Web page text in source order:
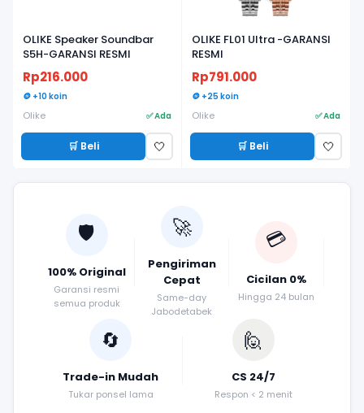
OLIKE Speaker Soundbar
S5H-GARANSI RESMI
Rp216.000
🪙 +10 koin
Olike ✅ Ada
🛒 Beli 🤍
OLIKE FL01 Ultra -GARANSI
RESMI
Rp791.000
🪙 +25 koin
Olike ✅ Ada
🛒 Beli 🤍
🛡️
100% Original
Garansi resmi
semua produk
🚀
Pengiriman
Cepat
Same-day
Jabodetabek
💳
Cicilan 0%
Hingga 24 bulan
🔄
Trade-in Mudah
Tukar ponsel lama
🙋
CS 24/7
Respon < 2 menit